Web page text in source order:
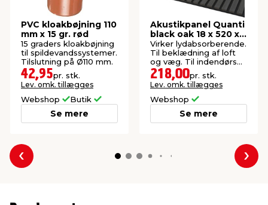
PVC kloakbøjning 110
mm x 15 gr. rød
15 graders kloakbøjning
til spildevandssystemer.
Tilslutning på Ø110 mm.
42,95pr. stk.
Lev. omk. tillægges
Webshop Butik
Se mere
Akustikpanel Quanti
black oak 18 x 520 x
2440 mm
Virker lydabsorberende.
Til beklædning af loft
og væg. Til indendørs
brug. FSC®-mærket.
218,00pr. stk.
Lev. omk. tillægges
Webshop
Se mere
Forrige